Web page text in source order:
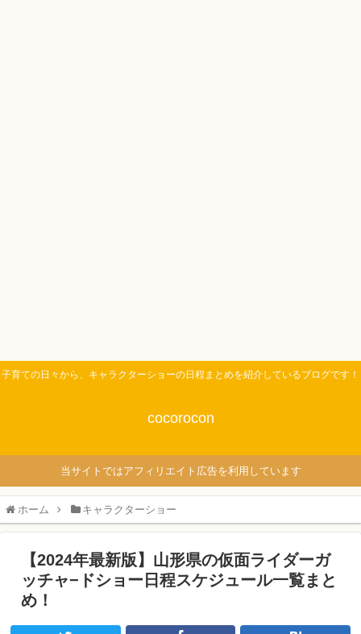
子育ての日々から、キャラクターショーの日程まとめを紹介しているブログです！
cocorocon
当サイトではアフィリエイト広告を利用しています
ホーム キャラクターショー
【2024年最新版】山形県の仮面ライダーガ
ッチャ−ドショー日程スケジュール一覧まと
め！